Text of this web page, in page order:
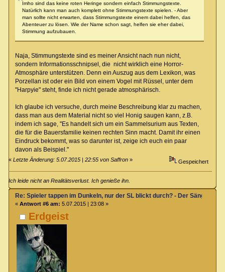
Imho sind das keine roten Heringe sondern einfach Stimmungstexte.
Natürlich kann man auch komplett ohne Stimmungstexte spielen. - Aber
man sollte nicht erwarten, dass Stimmungstexte einem dabei helfen, das
Abenteuer zu lösen. Wie der Name schon sagt, helfen sie eher dabei,
Stimmung aufzubauen.
Naja, Stimmungstexte sind es meiner Ansicht nach nun nicht,
sondern Informationsschnipsel, die nicht wirklich eine Horror-
Atmosphäre unterstützen. Denn ein Auszug aus dem Lexikon, was
Porzellan ist oder ein Bild von einem Vogel mit Rüssel, unter dem
"Harpyie" steht, finde ich nicht gerade atmosphärisch.
Ich glaube ich versuche, durch meine Beschreibung klar zu machen,
dass man aus dem Material nicht so viel Honig saugen kann, z.B.
indem ich sage, "Es handelt sich um ein Sammelsurium aus Texten,
die für die Bauersfamilie keinen rechten Sinn macht. Damit ihr einen
Eindruck bekommt, was so darunter ist, zeige ich euch ein paar
davon als Beispiel."
«Letzte Änderung: 5.07.2015 | 22:55 von Saffron » Gespeichert
Ich leide nicht an Realitätsverlust. Ich genieße ihn.
Erdgeist
Re: Spieler tappen im Dunkeln, nur der SL blickt durch? - Der Sänger von
« Antwort #6 am: 5.07.2015 | 23:08 »